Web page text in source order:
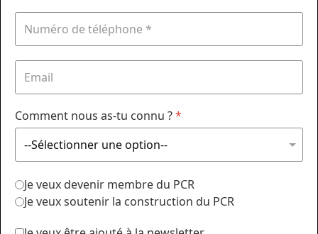
Comment nous as-tu connu ?*
Je veux devenir membre du PCR
Je veux soutenir la construction du PCR